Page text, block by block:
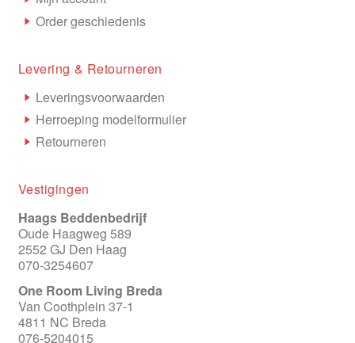
Order geschiedenis
Levering & Retourneren
Leveringsvoorwaarden
Herroeping modelformulier
Retourneren
Vestigingen
Haags Beddenbedrijf
Oude Haagweg 589
2552 GJ Den Haag
070-3254607
One Room Living Breda
Van Coothplein 37-1
4811 NC Breda
076-5204015